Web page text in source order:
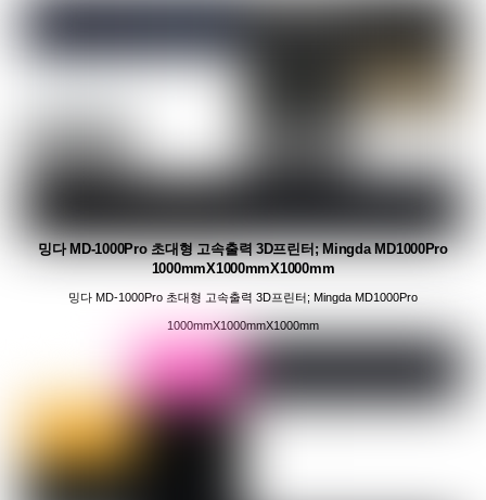
밍다 MD-1000Pro 초대형 고속출력 3D프린터; Mingda MD1000Pro
1000mmX1000mmX1000mm
밍다 MD-1000Pro 초대형 고속출력 3D프린터; Mingda MD1000Pro
1000mmX1000mmX1000mm